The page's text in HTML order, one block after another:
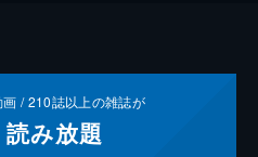
画 /210誌以上の雑誌が
読み放題